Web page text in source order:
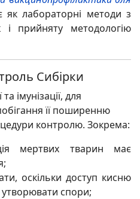
як лабораторні методи з
і прийняту методологію
Сибірки
імунізації, для
її поширенню
контролю. Зокрема:
мертвих тварин має
оскільки доступ кисню
спори;